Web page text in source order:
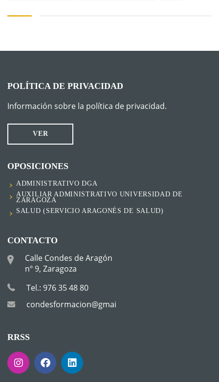
POLÍTICA DE PRIVACIDAD
Información sobre la política de privacidad.
VER
OPOSICIONES
ADMINISTRATIVO DGA
AUXILIAR ADMINISTRATIVO UNIVERSIDAD DE
ZARAGOZA
SALUD (SERVICIO ARAGONÉS DE SALUD)
CONTACTO
Calle Condes de Aragón
nº 9, Zaragoza
Tel.: 976 35 48 80
condesformacion@gmail.com
RRSS